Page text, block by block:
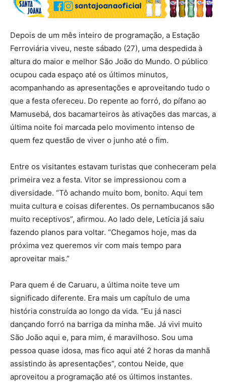
Depois de um mês inteiro de programação, a Estação
Ferroviária viveu, neste sábado (27), uma despedida à
altura do maior e melhor São João do Mundo. O público
ocupou cada espaço até os últimos minutos,
acompanhando as apresentações e aproveitando tudo o
que a festa ofereceu. Do repente ao forró, do pífano ao
Mamusebá, dos bacamarteiros às ativações das marcas, a
última noite foi marcada pelo movimento intenso de
quem fez questão de viver o junho até o fim.
Entre os visitantes estavam turistas que conheceram pela
primeira vez a festa. Vitor se impressionou com a
diversidade. “Tô achando muito bom, bonito. Aqui tem
muita cultura e coisas diferentes. Os pernambucanos são
muito receptivos”, afirmou. Ao lado dele, Letícia já saiu
fazendo planos para voltar. “Chegamos hoje, mas da
próxima vez queremos vir com mais tempo para
aproveitar mais.”
Para quem é de Caruaru, a última noite teve um
significado diferente. Era mais um capítulo de uma
história construída ao longo da vida. “Eu já nasci
dançando forró na barriga da minha mãe. Já vivi muito
São João aqui e, para mim, é maravilhoso. Sou uma
pessoa quase idosa, mas fico aqui até 2 horas da manhã
assistindo às apresentações”, contou Neide, que
aproveitou a programação até os últimos instantes.